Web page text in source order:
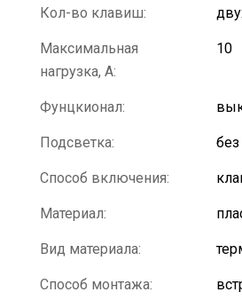
Кол-во клавиш:
Максимальная
нагрузка, А:
10
Фунцкионал:
Подсветка:
Способ включения:
Материал:
Вид материала:
Способ монтажа: